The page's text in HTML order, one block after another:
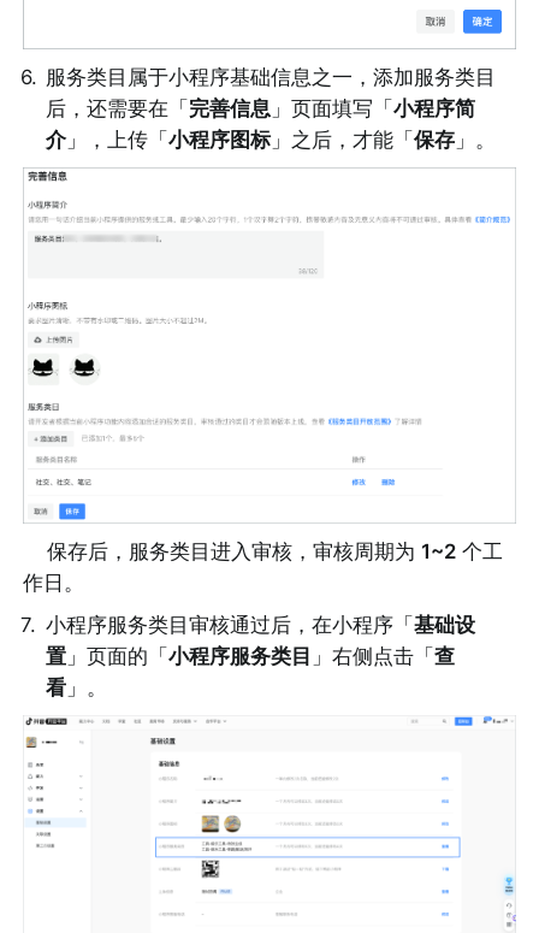
6. 服务类目属于小程序基础信息之一，添加服务类目
后，还需要在「 完善信息 」页面填写「小程序简
介」，上传「小程序图标」之后，才能「保存 」。
保存后，服务类目进入审核，审核周期为 1~2 个工
作日。
7. 小程序服务类目审核通过后，在小程序「基础设
置 」页面的「小程序服务类目 」右侧点击「查
看 」。